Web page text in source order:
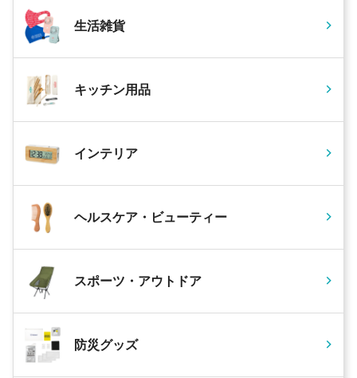
生活雑貨
キッチン用品
インテリア
ヘルスケア・ビューティー
スポーツ・アウトドア
防災グッズ